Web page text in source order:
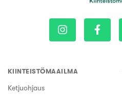
KIINTEISTÖMAAILMA
Ketjuohjaus